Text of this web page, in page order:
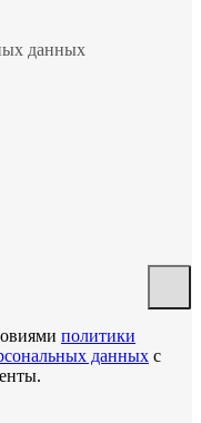
данных
политики
данных с